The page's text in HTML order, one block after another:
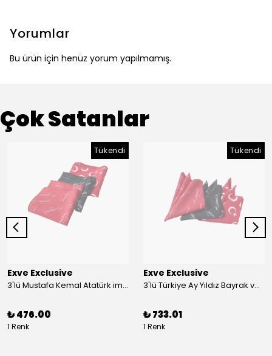
Yorumlar
Bu ürün için henüz yorum yapılmamış.
Çok Satanlar
Tükendi
Exve Exclusive
3'lü Mustafa Kemal Atatürk imzalı ve Türkiye Ay Yıldız Bayraklı Kadın Fular Seti
₺ 476.00
1 Renk
Tükendi
Exve Exclusive
3'lü Türkiye Ay Yıldız Bayrak ve Mustafa Kemal Atatürk imzalı Kırmızı Siyah Yaka Mendili Seti
₺ 733.01
1 Renk